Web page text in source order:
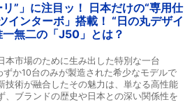
”」に注目ッ！ 日本だけの“専用仕
ンターボ」搭載！ “日の丸デザイ
無二の「J50」とは？
本市場のために生み出した特別な一台
ずか10台のみが製造された希少なモデルで
技術が融合したその魅力は、単なる高性能
、ブランドの歴史や日本との深い関係性を